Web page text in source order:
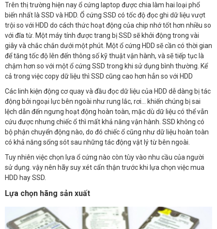
Trên thị trường hiện nay ổ cứng laptop được chia làm hai loại phổ
biến nhất là SSD và HDD. Ổ cứng SSD có tốc độ đọc ghi dữ liệu vượt
trội so với HDD do cách thức hoạt động của chip nhớ tốt hơn nhiều so
với đĩa từ. Một máy tính được trang bị SSD sẽ khởi động trong vài
giây và chắc chắn dưới một phút. Một ổ cứng HDD sẽ cần có thời gian
để tăng tốc độ lên đến thông số kỹ thuật vận hành, và sẽ tiếp tục là
chậm hơn so với một ổ cứng SSD trong khi sử dụng bình thường. Kể
cả trong việc copy dữ liệu thì SSD cũng cao hơn hẳn so với HDD
Các linh kiện động cơ quay và đầu đọc dữ liệu của HDD dễ dàng bị tác
động bởi ngoại lực bên ngoài như rung lắc, rơi… khiến chúng bị sai
lệch dẫn đến ngưng hoạt động hoàn toàn, mặc dù dữ liệu có thể vẫn
cứu được nhưng chiếc ổ thì mất khả năng vận hành. SSD không có
bộ phận chuyển động nào, do đó chiếc ổ cũng như dữ liệu hoàn toàn
có khả năng sống sót sau những tác động vật lý từ bên ngoài.
Tuy nhiên việc chọn lựa ổ cứng nào còn tùy vào nhu cầu của người
sử dụng. vậy nên hãy suy xét cẩn thận trước khi lựa chọn việc mua
HDD hay SSD.
Lựa chọn hãng sản xuất